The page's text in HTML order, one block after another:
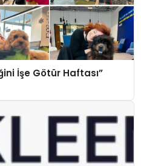
İşe Götür Haftası”